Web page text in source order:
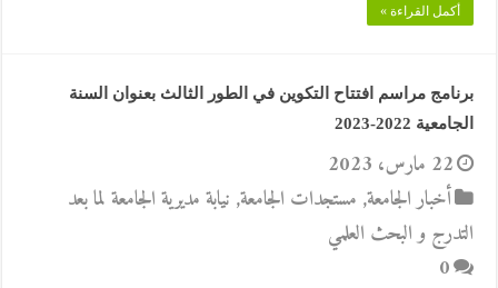
أكمل القراءة »
برنامج مراسم افتتاح التكوين في الطور الثالث بعنوان السنة
الجامعية 2022-2023
22 مارس، 2023
أخبار الجامعة, مستجدات الجامعة, نيابة مديرية الجامعة لما بعد
التدرج و البحث العلمي
0